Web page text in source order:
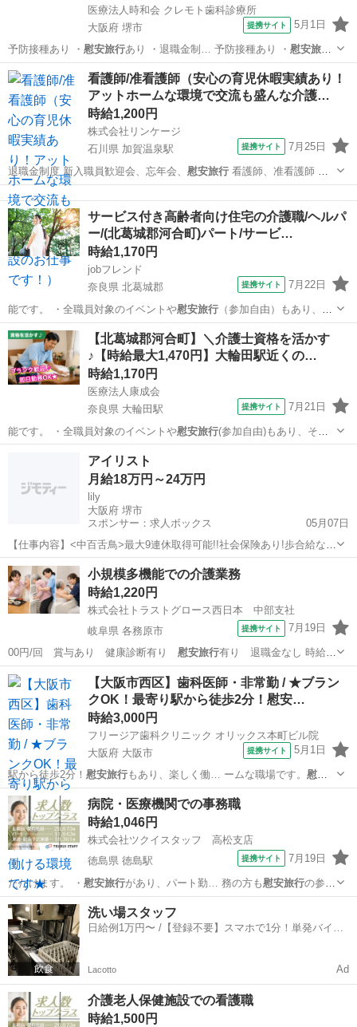
医療法人時和会 クレモト歯科診療所
大阪府 堺市
提携サイト 5月1日
予防接種あり ・ 慰安旅行あり ・退職金制… 予防接種あり ・ 慰安旅行
あり ・退職金制…
大阪 歯科衛生士
看護師/准看護師（安心の育児休暇実績あり！
アットホームな環境で交流も盛んな介護…
時給1,200円
株式会社リンケージ
石川県 加賀温泉駅
提携サイト 7月25日
退職金制度 新入職員歓迎会、忘年会、 慰安旅行看護師、准看護師 ※
普通自動車運…
石川 加賀市
サービス付き高齢者向け住宅の介護職/ヘルパ
ー/(北葛城郡河合町)パート/サービ…
時給1,170円
jobフレンド
奈良県 北葛城郡
提携サイト 7月22日
能です。 ・全職員対象のイベントや慰安旅行（参加自由）もあり、そ
れを楽しみに仕…
奈良 北葛城郡 介護
【北葛城郡河合町】＼介護士資格を活かす
♪【時給最大1,470円】大輪田駅近くの…
時給1,170円
医療法人康成会
奈良県 大輪田駅
提携サイト 7月21日
能です。 ・全職員対象のイベントや慰安旅行(参加自由)もあり、それ
を楽しみに仕…
大輪田駅
アイリスト
月給18万円～24万円
lily
大阪府 堺市
スポンサー：求人ボックス
05月07日
【仕事内容】<中百舌鳥>最大9連休取得可能!!社会保険あり!歩合給なの
で稼げます!これからサロンを一緒に作り上げてくれるスタッフさん募
集!!カワイイ店内でオススメですよ!”lily(リリー)”からアイリスト(アイデ
ザイナー・まつ毛...
正社員 / アルバイト・パート
小規模多機能での介護業務
時給1,220円
株式会社トラストグロース西日本 中部支社
岐阜県 各務原市
提携サイト 7月19日
00円/回 賞与あり 健康診断有り 慰安旅行有り 退職金なし 時給
1,050円…
岐阜 各務原市 介護
【大阪市西区】歯科医師・非常勤 / ★ブラン
クOK！最寄り駅から徒歩2分！慰安…
時給3,000円
フリージア歯科クリニック オリックス本町ビル院
大阪府 大阪市
提携サイト 5月1日
駅から徒歩2分！ 慰安旅行もあり、楽しく働… ームな職場です。 慰安
旅行もあり、楽しく働…
大阪 大阪市 その他
病院・医療機関での事務職
時給1,046円
株式会社ツクイスタッフ 高松支店
徳島県 徳島駅
提携サイト 7月19日
ただけます。 ・ 慰安旅行があり、パート勤… 務の方も慰安旅行の参加
が可能とな…
徳島 徳島市 徳島駅
洗い場スタッフ
日給例1万円〜 /【登録不要】スマホで1分！単発バイト
Lacotto Ad
介護老人保健施設での看護職
時給1,500円